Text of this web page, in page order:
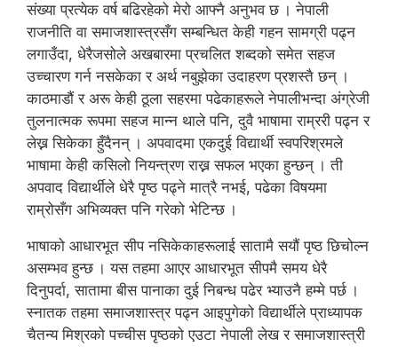
संख्या प्रत्येक वर्ष बढिरहेको मेरो आफ्नै अनुभव छ । नेपाली
राजनीति वा समाजशास्त्रसँग सम्बन्धित केही गहन सामग्री पढ्न
लगाउँदा, धेरैजसोले अखबारमा प्रचलित शब्दको समेत सहज
उच्चारण गर्न नसकेका र अर्थ नबुझेका उदाहरण प्रशस्तै छन् ।
काठमाडौं र अरू केही ठूला सहरमा पढेकाहरूले नेपालीभन्दा अंग्रेजी
तुलनात्मक रूपमा सहज मान्न थाले पनि, दुवै भाषामा राम्ररी पढ्न र
लेख्न सिकेका हुँदैनन् । अपवादमा एकदुई विद्यार्थी स्वपरिश्रमले
भाषामा केही कसिलो नियन्त्रण राख्न सफल भएका हुन्छन् । ती
अपवाद विद्यार्थीले धेरै पृष्ठ पढ्ने मात्रै नभई, पढेका विषयमा
राम्रोसँग अभिव्यक्त पनि गरेको भेटिन्छ ।
भाषाको आधारभूत सीप नसिकेकाहरूलाई सातामै सयौं पृष्ठ छिचोल्न
असम्भव हुन्छ । यस तहमा आएर आधारभूत सीपमै समय धेरै
दिनुपर्दा, सातामा बीस पानाका दुई निबन्ध पढेर भ्याउनै हम्मे पर्छ ।
स्नातक तहमा समाजशास्त्र पढ्न आइपुगेको विद्यार्थीले प्राध्यापक
चैतन्य मिश्रको पच्चीस पृष्ठको एउटा नेपाली लेख र समाजशास्त्री